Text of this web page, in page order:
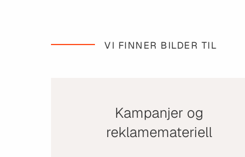
VI FINNER BILDER TIL
Kampanjer og
reklamemateriell